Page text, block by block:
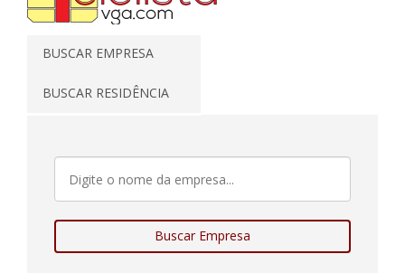
BUSCAR EMPRESA
BUSCAR RESIDÊNCIA
Buscar Empresa